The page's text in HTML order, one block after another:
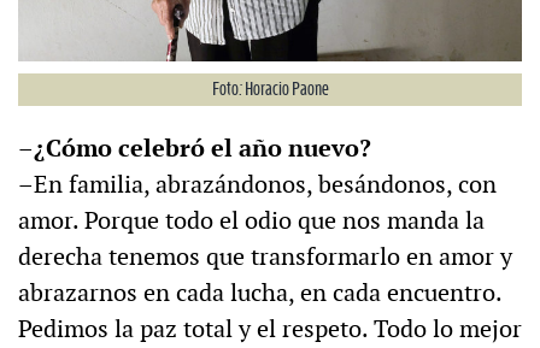
Foto: Horacio Paone
–¿Cómo celebró el año nuevo?
–En familia, abrazándonos, besándonos, con
amor. Porque todo el odio que nos manda la
derecha tenemos que transformarlo en amor y
abrazarnos en cada lucha, en cada encuentro.
Pedimos la paz total y el respeto. Todo lo mejor